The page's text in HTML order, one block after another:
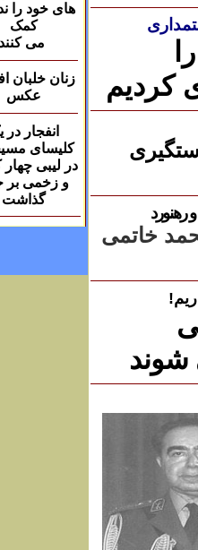
های خود را
کمک
می کنند
زنان خلبان
عکس
انفجار در
کلیسای
در لیبی
و زخمی بر
گذاشت
کردیم
رهنورد
خاتمی
شوند